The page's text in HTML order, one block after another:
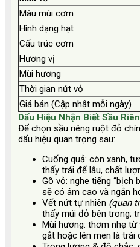
Màu múi cơm
Hình dạng hạt
Cấu trúc cơm
Hương vị
Mùi hương
Thời gian nứt vỏ
Giá bán (Cập nhật mỗi ngày)
Dấu Hiệu Nhận Biết Sầu
Để chọn sầu riêng ruột đỏ
dấu hiệu quan trọng sau:
Cuống quả: còn xanh,
thấy trái để lâu, chất
Gõ vỏ: nghe tiếng “bịch
sẽ có âm cao và ngắn
Vết nứt tự nhiên (quan
thấy múi đỏ bên trong;
Mùi hương: thơm nhẹ
gắt hoặc lên men là trái